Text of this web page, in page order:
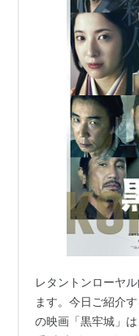
レタントンローヤ
ます。今日ご紹介
の映画「黒牢城」